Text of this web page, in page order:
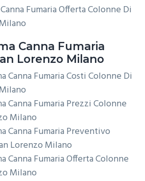
Fumaria Offerta Colonne Di
Canna Fumaria
Lorenzo Milano
Canna Fumaria Costi Colonne Di
Canna Fumaria Prezzi Colonne
Milano
Canna Fumaria Preventivo
Lorenzo Milano
Canna Fumaria Offerta Colonne
Milano